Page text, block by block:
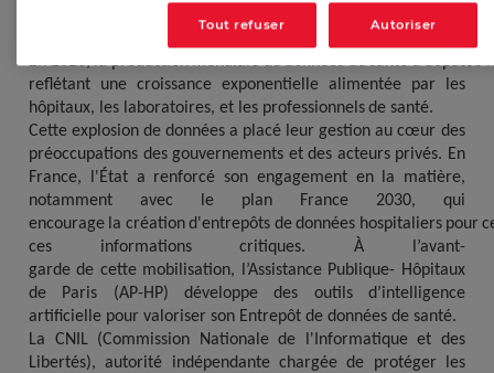
En 2020, la production mondiale de données de santé a dépassé
reflétant une croissance exponentielle alimentée par les
hôpitaux, les laboratoires, et les professionnels de santé.
Cette explosion de données a placé leur gestion au cœur des
préoccupations des gouvernements et des acteurs privés. En
France, l'État a renforcé son engagement en la matière,
notamment avec le plan France 2030, qui
encourage la création d'entrepôts de données hospitaliers pour
ces
informations critiques. À
l’avant-
garde de cette mobilisation, l’Assistance Publique- Hôpitaux
de Paris (AP-HP) développe des outils d’intelligence
artificielle pour valoriser son Entrepôt de données de santé.
La CNIL (Commission Nationale de l'Informatique et des
Libertés), autorité indépendante chargée de protéger les
Tout refuser Autoriser